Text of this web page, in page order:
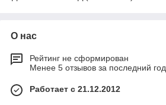
О нас
Рейтинг не сформирован
Менее 5 отзывов за последний год
Работает с 21.12.2012